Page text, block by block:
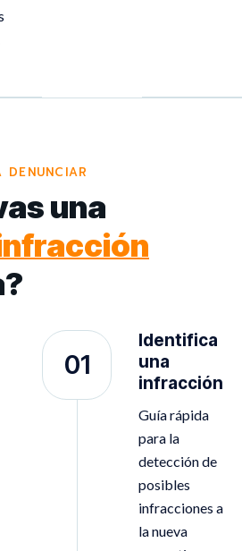
DENUNCIAR
una
01
Identifica
una
infracción
Guía rápida
para la
detección de
posibles
infracciones a
la nueva